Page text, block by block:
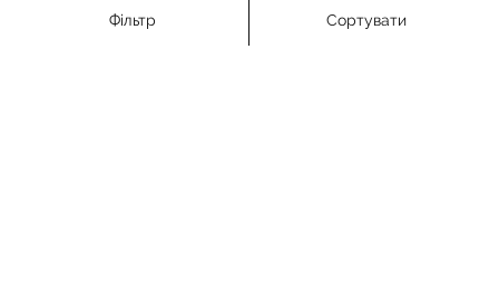
Фільтр Сортувати